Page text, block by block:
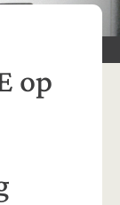
op